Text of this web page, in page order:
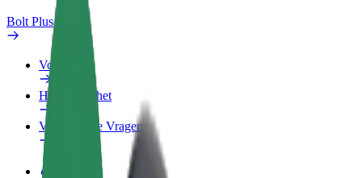
Bolt Plus
Voordelen
Hoe werkt het
Veelgestelde Vragen